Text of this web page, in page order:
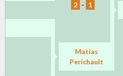
2 - 1
Matias
Perichault